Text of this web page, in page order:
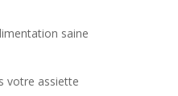
saine
votre assiette